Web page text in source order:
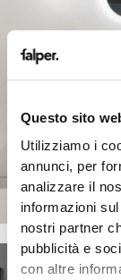
Questo sito
Utilizziamo i
annunci, per
analizzare il
informazioni
nostri partner
pubblicità e
con altre